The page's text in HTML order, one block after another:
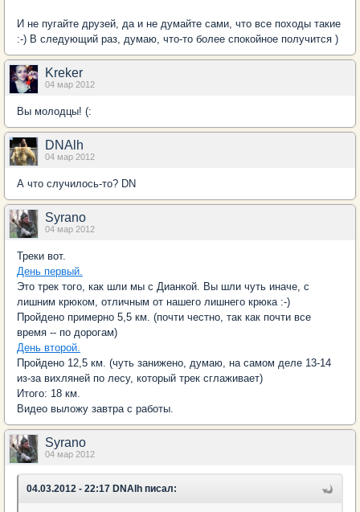
И не пугайте друзей, да и не думайте сами, что все походы такие
:-) В следующий раз, думаю, что-то более спокойное получится )
Kreker
04 мар 2012
Вы молодцы! (:
DNAlh
04 мар 2012
А что случилось-то? DN
Syrano
04 мар 2012
Треки вот.
День первый.
Это трек того, как шли мы с Дианкой. Вы шли чуть иначе, с
лишним крюком, отличным от нашего лишнего крюка :-)
Пройдено примерно 5,5 км. (почти честно, так как почти все
время -- по дорогам)
День второй.
Пройдено 12,5 км. (чуть занижено, думаю, на самом деле 13-14
из-за вихляней по лесу, который трек сглаживает)
Итого: 18 км.
Видео выложу завтра с работы.
Syrano
04 мар 2012
04.03.2012 - 22:17 DNAlh писал: